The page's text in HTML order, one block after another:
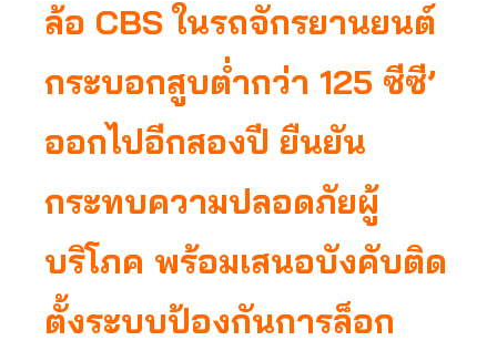
ล้อ CBS ในรถจักรยานยนต์
กระบอกสูบต่ำกว่า 125 ซีซี’
ออกไปอีกสองปี ยืนยัน
กระทบความปลอดภัยผู้
บริโภค พร้อมเสนอบังคับติด
ตั้งระบบป้องกันการล็อก